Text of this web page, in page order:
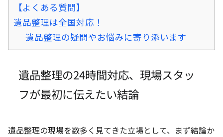
【よくある質問】
遺品整理は全国対応！
遺品整理の疑問やお悩みに寄り添います
遺品整理の24時間対応、現場スタッ
フが最初に伝えたい結論
遺品整理の現場を数多く見てきた立場として、まず結論か